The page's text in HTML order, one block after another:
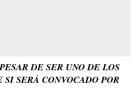
DE SER UNO DE LOS
SI SERÁ CONVOCADO POR